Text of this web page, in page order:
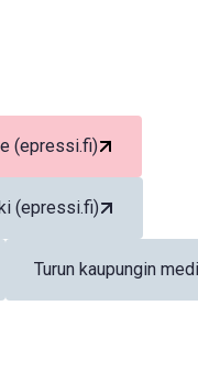
(epressi.fi)
(epressi.fi)
Turun kaupungin